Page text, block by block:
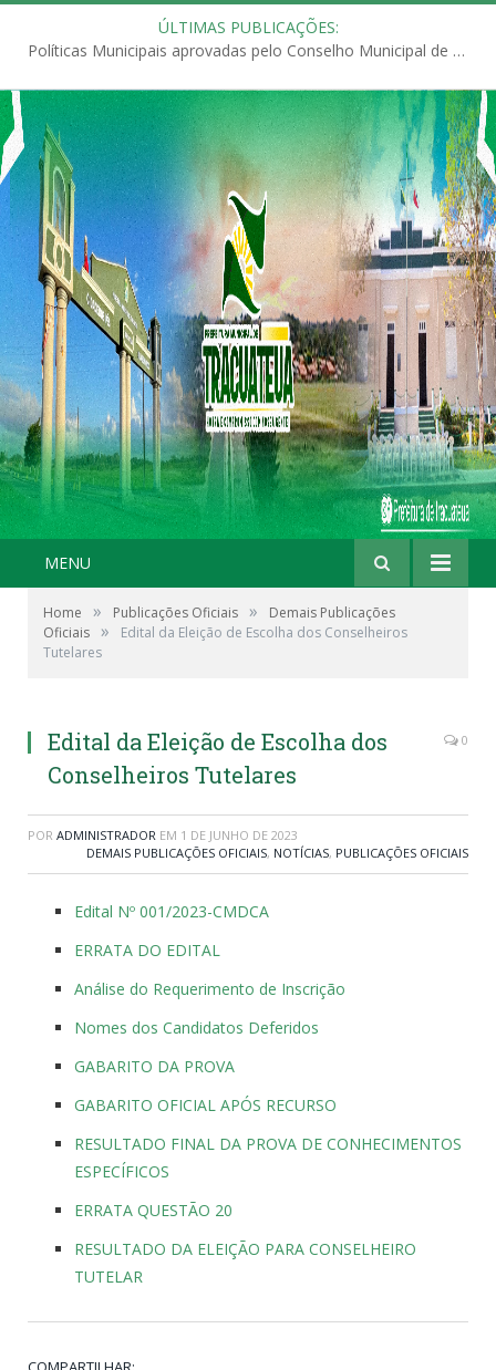
ÚLTIMAS PUBLICAÇÕES:
Políticas Municipais aprovadas pelo Conselho Municipal de Educação (CME)
MENU
Home » Publicações Oficiais »
Demais Publicações
Oficiais »
Edital da Eleição de Escolha dos Conselheiros
Tutelares
Edital da Eleição de Escolha dos
Conselheiros Tutelares
0
POR ADMINISTRADOR EM 1 DE JUNHO DE 2023
DEMAIS PUBLICAÇÕES OFICIAIS, NOTÍCIAS, PUBLICAÇÕES OFICIAIS
Edital Nº 001/2023-CMDCA
ERRATA DO EDITAL
Análise do Requerimento de Inscrição
Nomes dos Candidatos Deferidos
GABARITO DA PROVA
GABARITO OFICIAL APÓS RECURSO
RESULTADO FINAL DA PROVA DE CONHECIMENTOS
ESPECÍFICOS
ERRATA QUESTÃO 20
RESULTADO DA ELEIÇÃO PARA CONSELHEIRO
TUTELAR